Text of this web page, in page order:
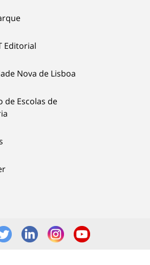
Editorial
Nova de Lisboa
de Escolas de